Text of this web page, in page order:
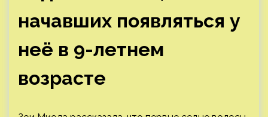
начавших появляться у
неё в 9-летнем
возрасте